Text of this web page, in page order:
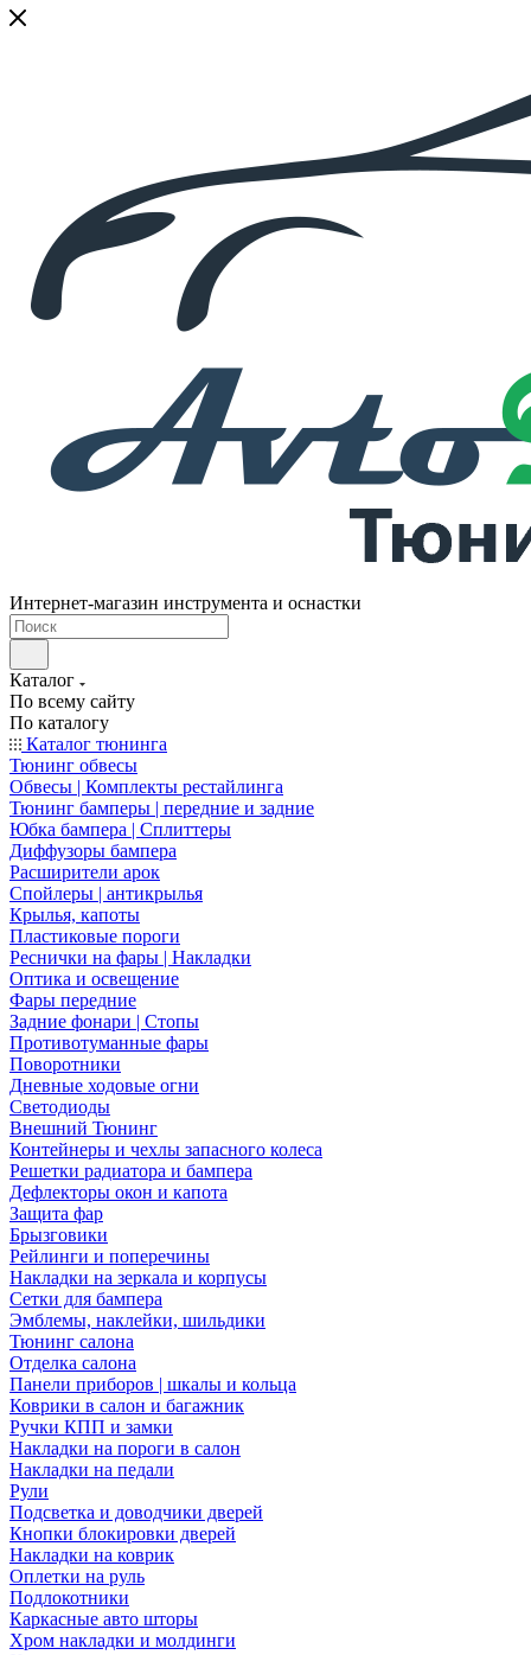
Интернет-магазин инструмента и оснастки
Каталог
По всему сайту
По каталогу
Каталог тюнинга
Тюнинг обвесы
Обвесы | Комплекты рестайлинга
Тюнинг бамперы | передние и задние
Юбка бампера | Сплиттеры
Диффузоры бампера
Расширители арок
Спойлеры | антикрылья
Крылья, капоты
Пластиковые пороги
Реснички на фары | Накладки
Оптика и освещение
Фары передние
Задние фонари | Стопы
Противотуманные фары
Поворотники
Дневные ходовые огни
Светодиоды
Внешний Тюнинг
Контейнеры и чехлы запасного колеса
Решетки радиатора и бампера
Дефлекторы окон и капота
Защита фар
Брызговики
Рейлинги и поперечины
Накладки на зеркала и корпусы
Сетки для бампера
Эмблемы, наклейки, шильдики
Тюнинг салона
Отделка салона
Панели приборов | шкалы и кольца
Коврики в салон и багажник
Ручки КПП и замки
Накладки на пороги в салон
Накладки на педали
Рули
Подсветка и доводчики дверей
Кнопки блокировки дверей
Накладки на коврик
Оплетки на руль
Подлокотники
Каркасные авто шторы
Хром накладки и молдинги